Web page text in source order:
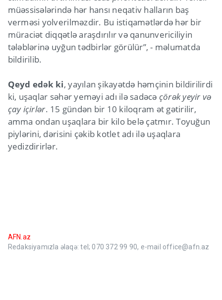
müəssisələrində hər hansı neqativ halların baş
verməsi yolverilməzdir. Bu istiqamətlərdə hər bir
müraciət diqqətlə araşdırılır və qanunvericiliyin
tələblərinə uyğun tədbirlər görülür”, - məlumatda
bildirilib.
Qeyd edək ki, yayılan şikayətdə həmçinin bildirilirdi
ki, uşaqlar səhər yeməyi adı ilə sadəcə çörək yeyir və
çay içirlər. 15 gündən bir 10 kiloqram ət gətirilir,
amma ondan uşaqlara bir kilo belə çatmır. Toyuğun
piylərini, dərisini çəkib kotlet adı ilə uşaqlara
yedizdirirlər.
AFN.az
Redaksiyamızla əlaqə: tel; 070 372 99 90, e-mail office@afn.az